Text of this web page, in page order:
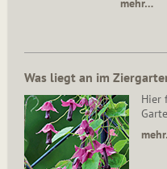
mehr…
Was liegt an im
Hier